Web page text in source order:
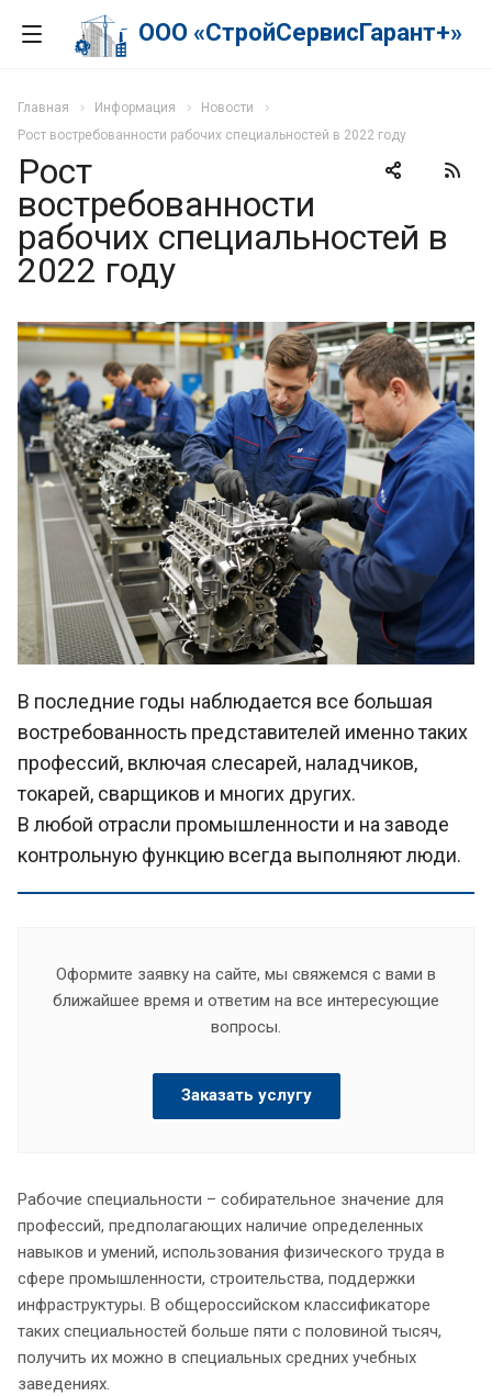
ООО «СтройСервисГарант+»
Главная Информация
Новости
Рост востребованности рабочих специальностей в 2022 году
Рост
востребованности
рабочих специальностей в
2022 году
В последние годы наблюдается все большая
востребованность представителей именно таких
профессий, включая слесарей, наладчиков,
токарей, сварщиков и многих других.
В любой отрасли промышленности и на заводе
контрольную функцию всегда выполняют люди.
Оформите заявку на сайте, мы свяжемся с вами в
ближайшее время и ответим на все интересующие
вопросы.
Заказать услугу
Рабочие специальности – собирательное значение для
профессий, предполагающих наличие определенных
навыков и умений, использования физического труда в
сфере промышленности, строительства, поддержки
инфраструктуры. В общероссийском классификаторе
таких специальностей больше пяти с половиной тысяч,
получить их можно в специальных средних учебных
заведениях.